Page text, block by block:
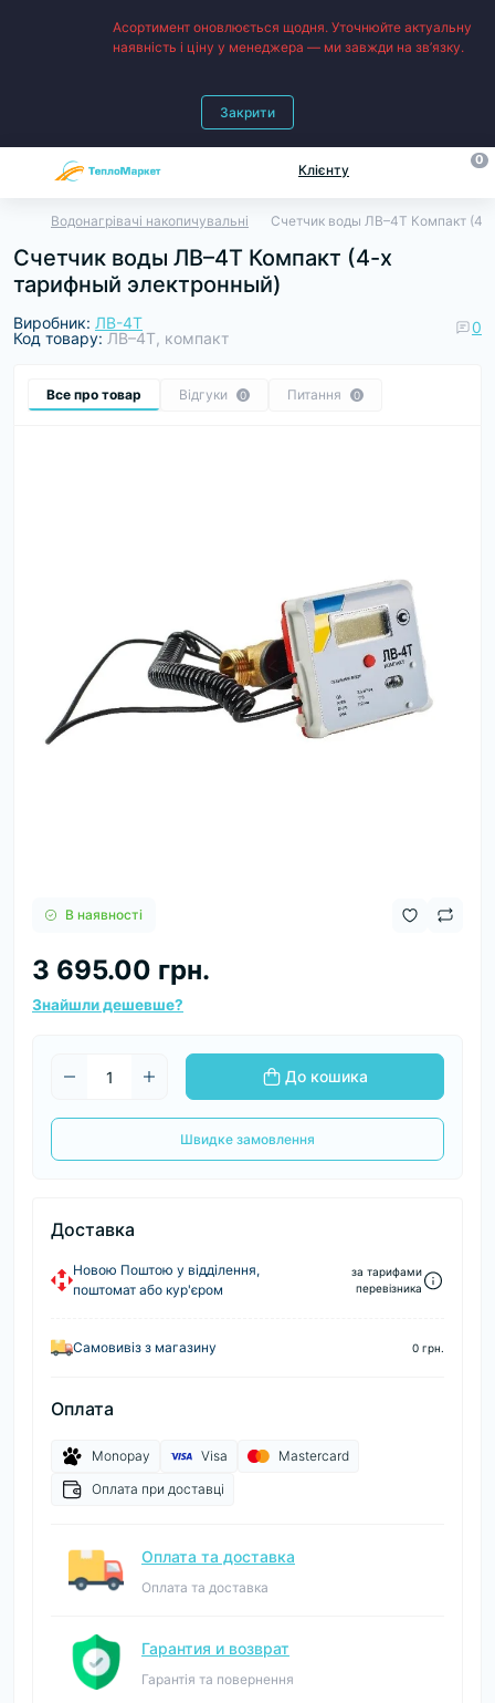
Асортимент оновлюється щодня. Уточнюйте актуальну
наявність і ціну у менеджера — ми завжди на зв’язку.
Закрити
Клієнту
0
Водонагрівачі накопичувальні Счетчик воды ЛВ–4Т Компакт (4-
Счетчик воды ЛВ–4Т Компакт (4-х
тарифный электронный)
Виробник: ЛВ-4Т
Код товару: ЛВ–4Т, компакт
0
Все про товар Відгуки 0 Питання 0
В наявності
3 695.00 грн.
Знайшли дешевше?
До кошика
Швидке замовлення
Доставка
Новою Поштою у відділення,
поштомат або кур'єром
за тарифами
перевізника
Самовивіз з магазину 0 грн.
Оплата
Monopay Visa
Mastercard
Оплата при доставці
Оплата та доставка
Оплата та доставка
Гарантия и возврат
Гарантія та повернення